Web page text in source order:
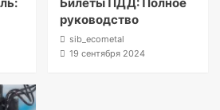
руководство
sib_ecometal
19 сентября 2024